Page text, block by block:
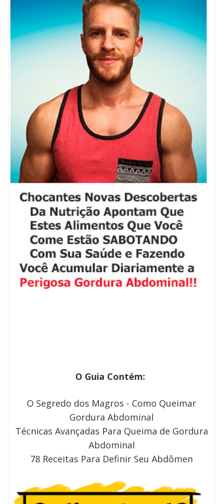
O Guia Contém:
O Segredo dos Magros - Como Queimar
Gordura Abdominal
Técnicas Avançadas Para Queima de Gordura
Abdominal
78 Receitas Para Definir Seu Abdômen